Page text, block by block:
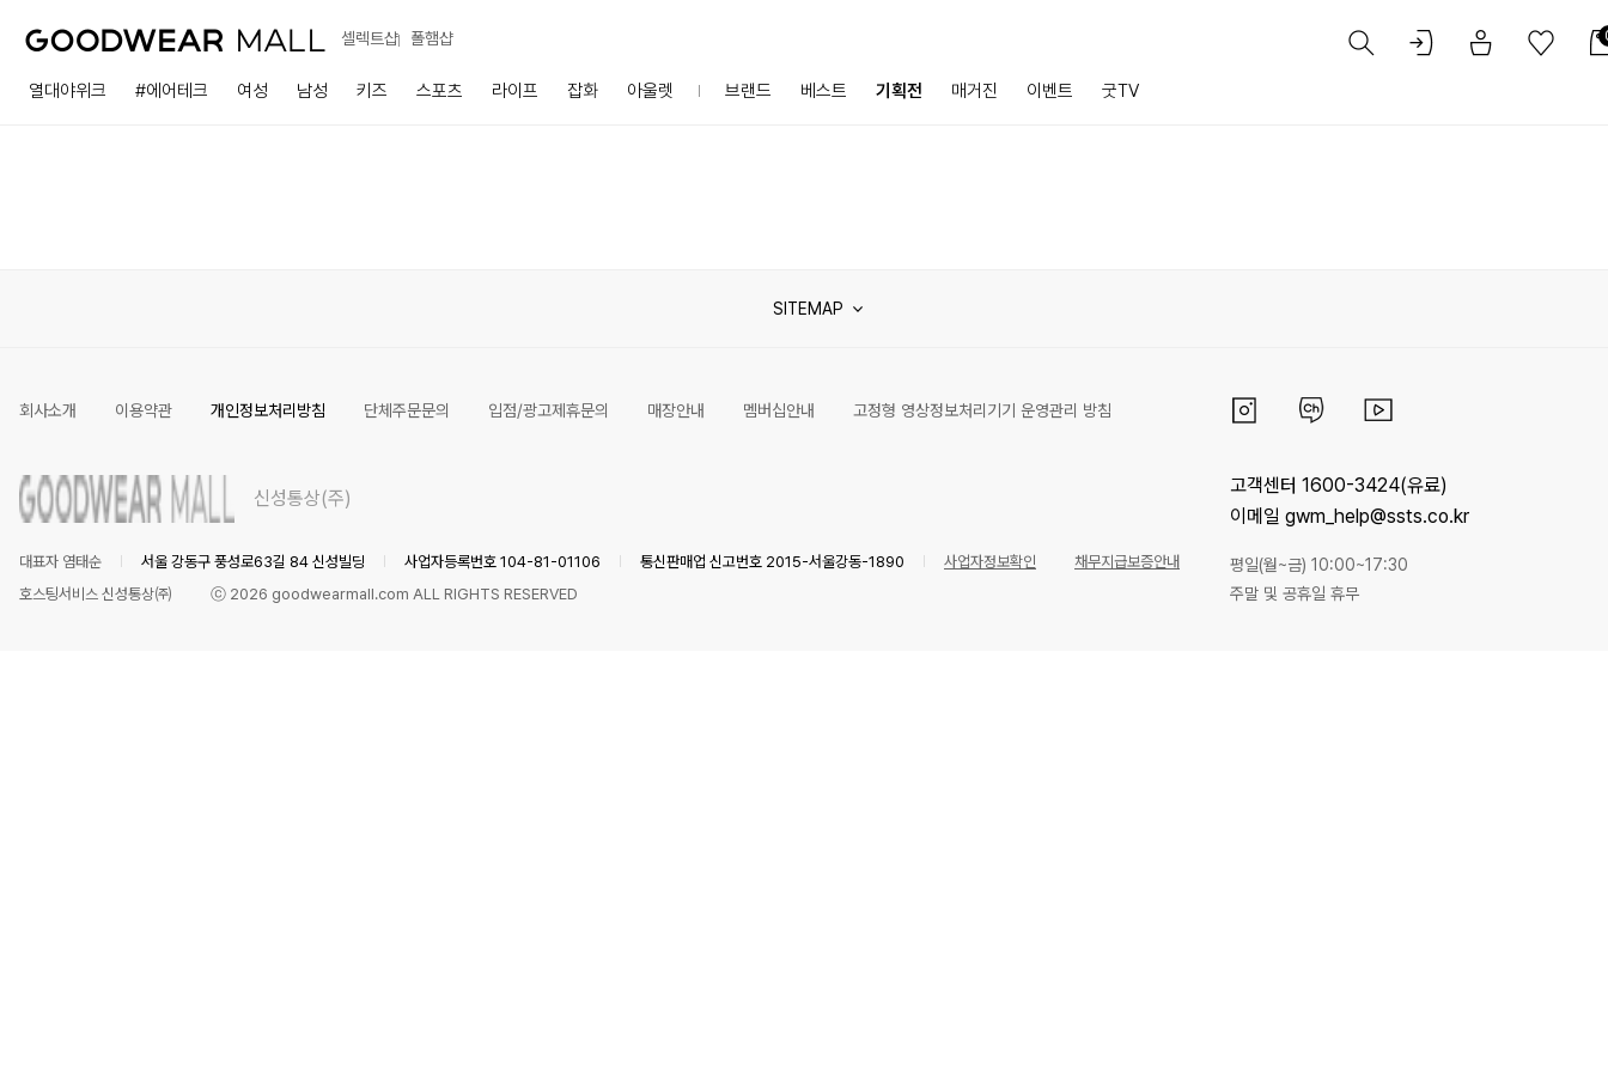
셀렉트샵 폴햄샵
열대야위크 #에어테크 여성 남성 키즈 스포츠 라이프 잡화 아울렛 브랜드 베스트 기획전 매거진 이벤트 굿TV
SITEMAP
회사소개 이용약관 개인정보처리방침 단체주문문의 입점/광고제휴문의 매장안내 멤버십안내 고정형 영상정보처리기기 운영관리 방침
신성통상(주)
대표자 염태순 서울 강동구 풍성로63길 84 신성빌딩 사업자등록번호 104-81-01106 통신판매업 신고번호 2015-서울강동-1890 사업자정보확인
채무지급보증안내
호스팅서비스 신성통상㈜
ⓒ 2026 goodwearmall.com ALL RIGHTS RESERVED
고객센터 1600-3424(유료)
이메일 gwm_help@ssts.co.kr
평일(월~금) 10:00~17:30
주말 및 공휴일 휴무